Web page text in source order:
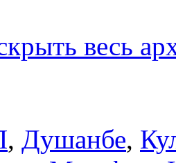
весь
, Душанбе,